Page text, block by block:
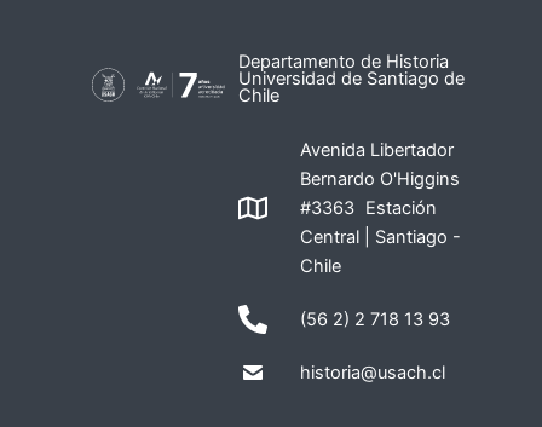
Departamento de Historia
Universidad de Santiago de
Chile
Avenida Libertador
Bernardo O'Higgins
#3363 Estación
Central | Santiago -
Chile
(56 2) 2 718 13 93
historia@usach.cl